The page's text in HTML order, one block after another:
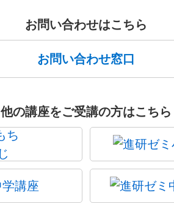
お問い合わせはこちら
お問い合わせ窓口
他の講座をご受講の方はこちら